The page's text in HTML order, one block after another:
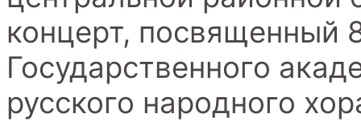
концерт, посвященный
Государственного
русского народного